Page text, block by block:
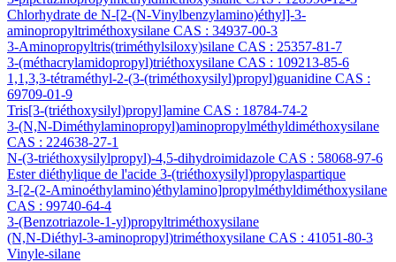
Chlorhydrate de N-[2-(N-Vinylbenzylamino)éthyl]-3-
aminopropyltriméthoxysilane CAS : 34937-00-3
3-Aminopropyltris(triméthylsiloxy)silane CAS : 25357-81-7
3-(méthacrylamidopropyl)triéthoxysilane CAS : 109213-85-6
1,1,3,3-tétraméthyl-2-(3-(triméthoxysilyl)propyl)guanidine CAS :
69709-01-9
Tris[3-(triéthoxysilyl)propyl]amine CAS : 18784-74-2
3-(N,N-Diméthylaminopropyl)aminopropylméthyldiméthoxysilane
CAS : 224638-27-1
N-(3-triéthoxysilylpropyl)-4,5-dihydroimidazole CAS : 58068-97-6
Ester diéthylique de l'acide 3-(triéthoxysilyl)propylaspartique
3-[2-(2-Aminoéthylamino)éthylamino]propylméthyldiméthoxysilane
CAS : 99740-64-4
3-(Benzotriazole-1-yl)propyltriméthoxysilane
(N,N-Diéthyl-3-aminopropyl)triméthoxysilane CAS : 41051-80-3
Vinyle-silane